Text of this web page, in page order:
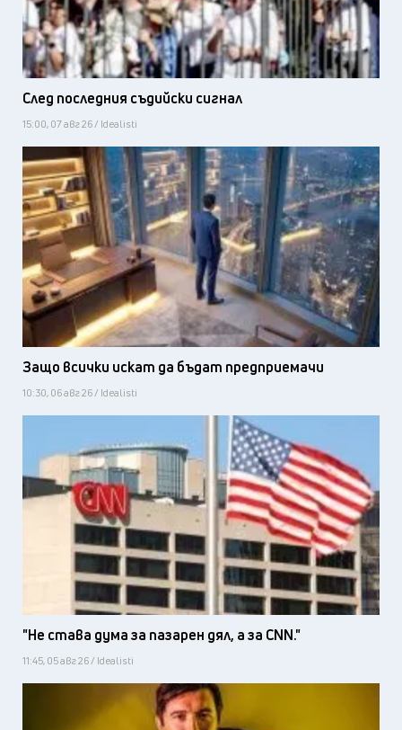
След последния съдийски сигнал
15:00, 07 авг 26 / Idealisti
Защо всички искат да бъдат предприемачи
10:30, 06 авг 26 / Idealisti
"Не става дума за пазарен дял, а за CNN."
11:45, 05 авг 26 / Idealisti